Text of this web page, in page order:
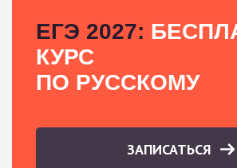
ЕГЭ 2027:
КУРС
ПО РУССКОМУ
ЗАПИСАТЬСЯ